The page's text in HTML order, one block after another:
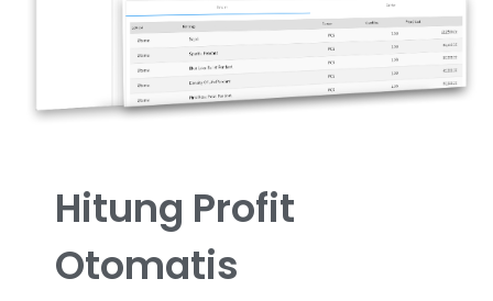
Hitung Profit
Otomatis